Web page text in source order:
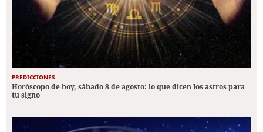
PREDICCIONES
Horóscopo de hoy, sábado 8 de agosto: lo que dicen los astros para
tu signo